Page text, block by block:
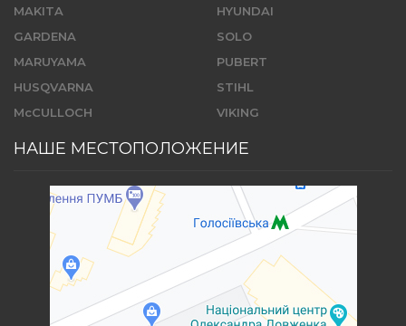
MAKITA
GARDENA
MARUYAMA
HUSQVARNA
McCULLOCH
HYUNDAI
SOLO
PUBERT
STIHL
VIKING
НАШЕ МЕСТОПОЛОЖЕНИЕ